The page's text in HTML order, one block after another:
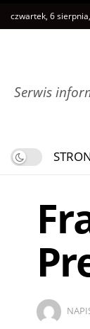
czwartek, 6
Serwis